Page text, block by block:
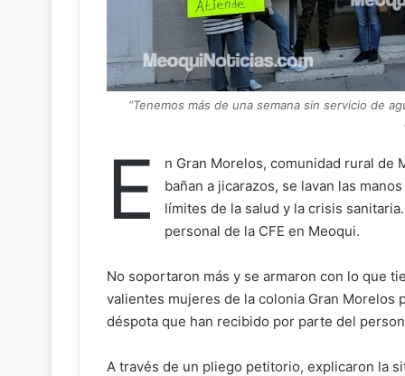
“Tenemos más de una semana sin servicio de
E
n Gran Morelos, comunidad rural de
bañan a jicarazos, se lavan las
límites de la salud y la crisis
personal de la CFE en Meoqui.
No soportaron más y se armaron con lo que
valientes mujeres de la colonia Gran
déspota que han recibido por parte del
A través de un pliego petitorio, explicaron la